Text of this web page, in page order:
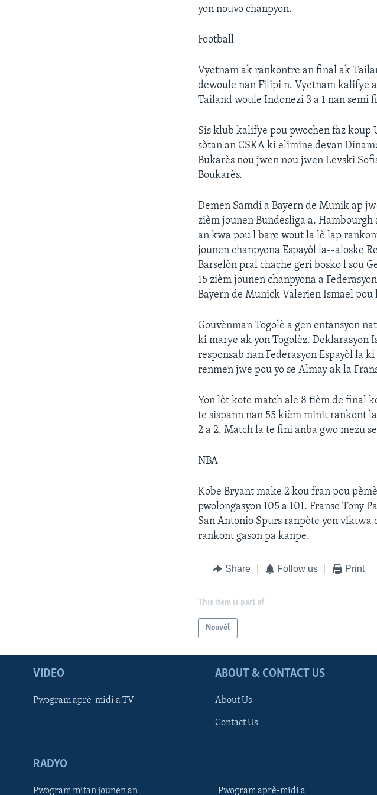
yon nouvo chanpyon.
Football
Vyetnam ak rankontre an final ak
dewoule nan Filipi n. Vyetnam kalifye
Tailand woule Indonezi 3 a 1 nan semi
Sis klub kalifye pou pwochen faz koup
sòtan an CSKA ki elimine devan
Bukarès nou jwen nou jwen Levski
Boukarès.
Demen Samdi a Bayern de Munik ap
zièm jounen Bundesliga a.
an kwa pou l bare wout la lè lap
jounen chanpyona Espayòl la--aloske
Barselòn pral chache geri bosko l sou
15 zièm jounen chanpyona a
Bayern de Munick Valerien Ismael
Gouvènman Togolè a gen entansyon
ki marye ak yon Togolèz. Deklarasyon
responsab nan Federasyon Espayòl la
renmen jwe pou yo se Almay ak la
Yon lòt kote match ale 8 tièm de final
te sispann nan 55 kièm minit rankont
2 a 2. Match la te fini anba gwo mezu
NBA
Kobe Bryant make 2 kou fran pou
pwolongasyon 105 a 101. Franse Tony
San Antonio Spurs ranpòte yon viktwa
rankont gason pa kanpe.
Share Follow us Print
This item is part of
Nouvèl
VIDEO
Pwogram aprè-midi a TV
ABOUT & CONTACT US
About Us
Contact Us
RADYO
Pwogram mitan jounen an Pwogram aprè-midi a